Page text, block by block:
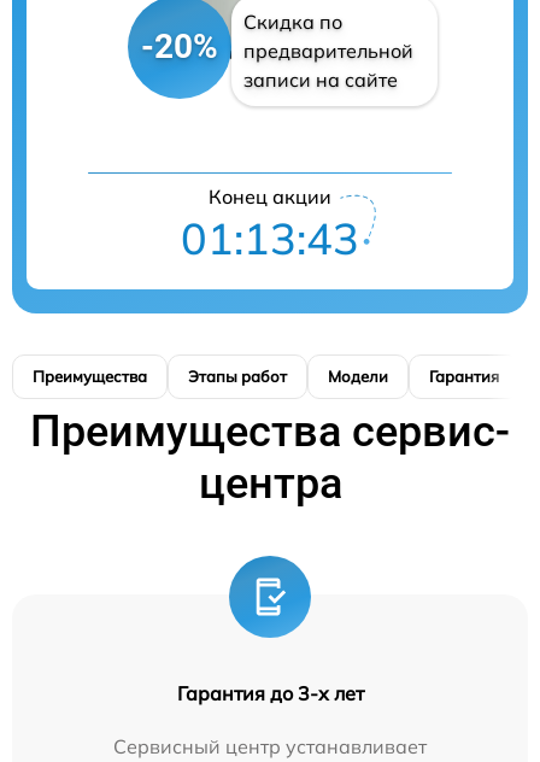
-20%
Скидка по
предварительной
записи на сайте
Конец акции
01:13:42
Преимущества Этапы работ Модели Гарантия
Преимущества сервис-
центра
Гарантия до 3-х лет
Сервисный центр устанавливает